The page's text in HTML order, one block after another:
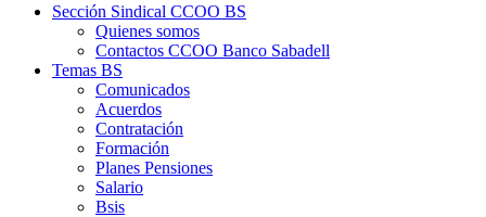
Sección Sindical CCOO BS
Quienes somos
Contactos CCOO Banco Sabadell
Temas BS
Comunicados
Acuerdos
Contratación
Formación
Planes Pensiones
Salario
Bsis